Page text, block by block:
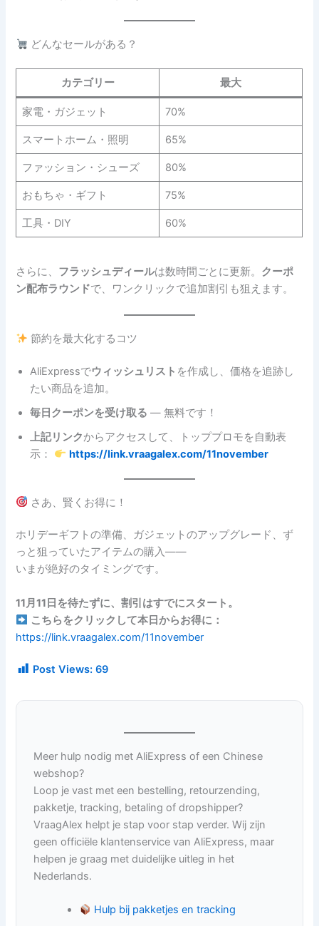
どんなセールがある？
カテゴリー 最大
家電・ガジェット 70%
スマートホーム・照明 65%
ファッション・シューズ 80%
おもちゃ・ギフト 75%
工具・DIY 60%
さらに、 フラッシュディールは数時間ごとに更新。 クーポ
ン配布ラウンドで、ワンクリックで追加割引も狙えます。
節約を最大化するコツ
AliExpressでウィッシュリスト を作成し、価格を追跡し
たい商品を追加。
毎日クーポンを受け取る — 無料です！
上記リンクからアクセスして、トッププロモを自動表
示：
https://link.vraagalex.com/11november
さあ、賢くお得に！
ホリデーギフトの準備、ガジェットのアップグレード、ず
っと狙っていたアイテムの購入――
いまが絶好のタイミングです。
11月11日を待たずに、割引はすでにスタート。
こちらをクリックして本日からお得に：
https://link.vraagalex.com/11november
Post Views: 69
Meer hulp nodig met AliExpress of een Chinese
webshop?
Loop je vast met een bestelling, retourzending,
pakketje, tracking, betaling of dropshipper?
VraagAlex helpt je stap voor stap verder. Wij zijn
geen officiële klantenservice van AliExpress, maar
helpen je graag met duidelijke uitleg in het
Nederlands.
Hulp bij pakketjes en tracking